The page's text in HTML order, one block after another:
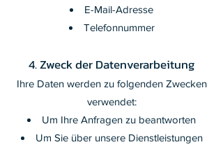
E-Mail-Adresse
Telefonnummer
4. Zweck der Datenverarbeitung
Ihre Daten werden zu folgenden Zwecken
verwendet:
Um Ihre Anfragen zu beantworten
Um Sie über unsere Dienstleistungen